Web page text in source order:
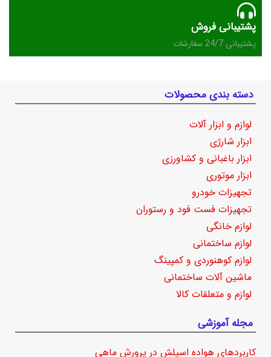
پشتیبانی فروش
پشتیبانی 24/7 سفارشات
دسته بندی محصولات
لوازم و ابزار آلات
ابزار شارژی
ابزار باغبانی و کشاورزی
ابزار موتوری
تجهیزات خودرو
تجهیزات فست فود و رستوران
لوازم خانگی
لوازم ساختمانی
لوازم کوهنوردی و کمپینگ
ماشین آلات ساختمانی
لوازم و متعلقات کالا
مجله آموزشی
کاربردهای هواده اسپلش در پرورش ماهی